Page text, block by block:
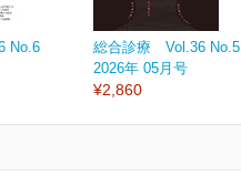
No.6
総合診療 Vol.36 No.5
2026年 05月号
¥2,860